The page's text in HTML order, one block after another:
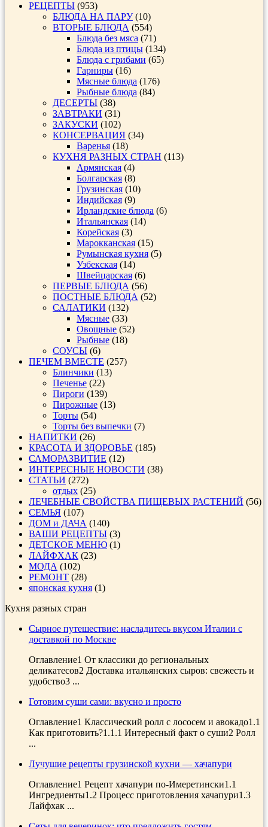
РЕЦЕПТЫ (953)
БЛЮДА НА ПАРУ(10)
ВТОРЫЕ БЛЮДА (554)
Блюда без мяса (71)
Блюда из птицы (134)
Блюда с грибами (65)
Гарниры (16)
Мясные блюда (176)
Рыбные блюда (84)
ДЕСЕРТЫ (38)
ЗАВТРАКИ (31)
ЗАКУСКИ (102)
КОНСЕРВАЦИЯ (34)
Варенья (18)
КУХНЯ РАЗНЫХ СТРАН (113)
Армянская (4)
Болгарская (8)
Грузинская (10)
Индийская (9)
Ирландские блюда (6)
Итальянская (14)
Корейская (3)
Марокканская (15)
Румынская кухня (5)
Узбекская (14)
Швейцарская (6)
ПЕРВЫЕ БЛЮДА (56)
ПОСТНЫЕ БЛЮДА (52)
САЛАТИКИ (132)
Мясные (33)
Овощные (52)
Рыбные (18)
СОУСЫ (6)
ПЕЧЕМ ВМЕСТЕ (257)
Блинчики (13)
Печенье (22)
Пироги (139)
Пирожные (13)
Торты (54)
Торты без выпечки (7)
НАПИТКИ (26)
КРАСОТА И ЗДОРОВЬЕ (185)
САМОРАЗВИТИЕ (12)
ИНТЕРЕСНЫЕ НОВОСТИ (38)
СТАТЬИ (272)
отдых (25)
ЛЕЧЕБНЫЕ СВОЙСТВА ПИЩЕВЫХ РАСТЕНИЙ (56)
СЕМЬЯ (107)
ДОМ и ДАЧА (140)
ВАШИ РЕЦЕПТЫ (3)
ДЕТСКОЕ МЕНЮ (1)
ЛАЙФХАК (23)
МОДА (102)
РЕМОНТ (28)
японская кухня (1)
Кухня разных стран
Сырное путешествие: насладитесь вкусом Италии с
доставкой по Москве
Оглавление1 От классики до региональных
деликатесов2 Доставка итальянских сыров: свежесть и
удобство3 ...
Готовим суши сами: вкусно и просто
Оглавление1 Классический ролл с лососем и авокадо1.1
Как приготовить?1.1.1 Интересный факт о суши2 Ролл
...
Лучушие рецепты грузинской кухни — хачапури
Оглавление1 Рецепт хачапури по-Имеретински1.1
Ингредиенты1.2 Процесс приготовления хачапури1.3
Лайфхак ...